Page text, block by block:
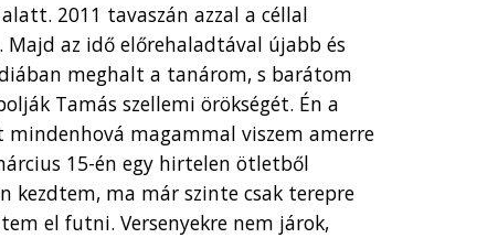
2011 tavaszán azzal a céllal
az idő előrehaladtával újabb és
meghalt a tanárom, s barátom
Tamás szellemi örökségét. Én a
magammal viszem amerre
15-én egy hirtelen ötletből
kezdtem, ma már szinte csak terepre
el futni. Versenyekre nem járok,